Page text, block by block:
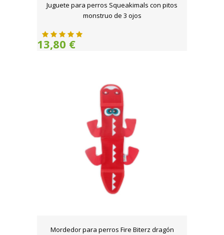
Juguete para perros Squeakimals con pitos
monstruo de 3 ojos
13,80 €
Mordedor para perros Fire Biterz dragón